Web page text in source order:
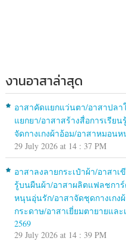
งานอาสาล่าสุด
อาสาคัดแยกแว่นตา/อาสาปล
แยกยา/อาสาสร้างสื่อการเรีย
จัดกางเกงผ้าอ้อม/อาสาหมอน
29 July 2026 at 14 : 37 PM
อาสาลงลายกระเป๋าผ้า/อาสา
รู้บนผืนผ้า/อาสาผลิตแฟลชกา
หนุนอุ่นรัก/อาสาจัดชุดกางเกง
กระดาษ/อาสาเยี่ยมตายายแล
2569
29 July 2026 at 14 : 39 PM